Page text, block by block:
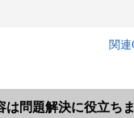
関
は問題解決に役立ち